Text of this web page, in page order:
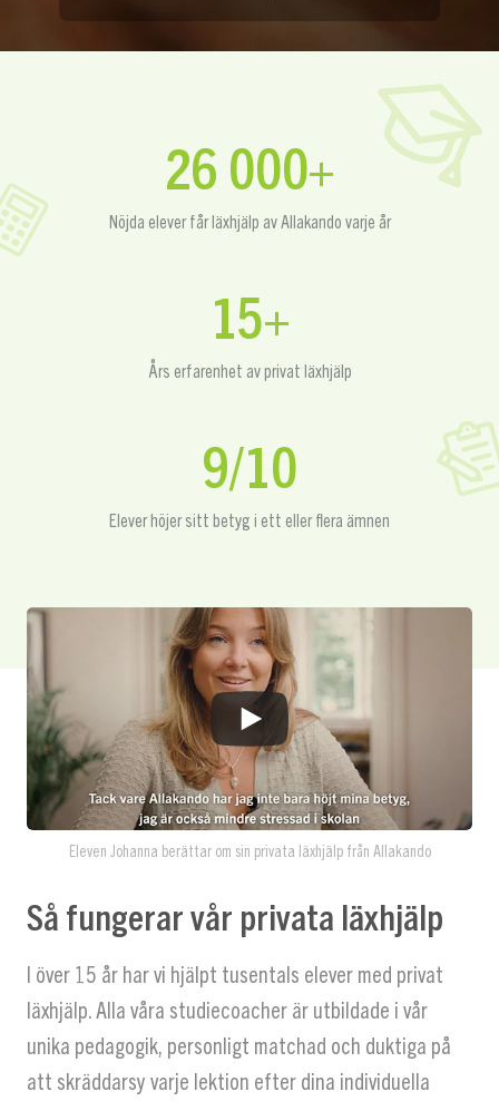
26 000+
Nöjda elever får läxhjälp av Allakando varje år
15+
Års erfarenhet av privat läxhjälp
9/10
Elever höjer sitt betyg i ett eller flera ämnen
Eleven Johanna berättar om sin privata läxhjälp från Allakando
Så fungerar vår privata läxhjälp
I över 15 år har vi hjälpt tusentals elever med privat
läxhjälp. Alla våra studiecoacher är utbildade i vår
unika pedagogik, personligt matchad och duktiga på
att skräddarsy varje lektion efter dina individuella